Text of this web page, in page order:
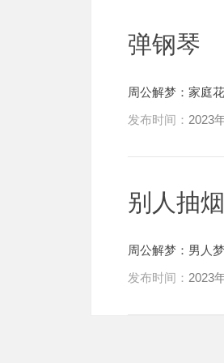
弹钢琴
周公解梦：家庭
发布时间： 2023
别人抽
周公解梦：男人
发布时间： 2023